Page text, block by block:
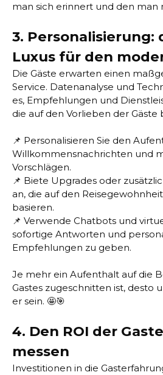
man sich erinnert und den man
3. Personalisierung:
Luxus für den
Die Gäste erwarten einen
Service. Datenanalyse und
es, Empfehlungen und
die auf den Vorlieben der Gäste
📌 Personalisieren Sie den
Willkommensnachrichten und
Vorschlägen.
📌 Biete Upgrades oder
an, die auf den
basieren.
📌 Verwende Chatbots und
sofortige Antworten und
Empfehlungen zu geben.
Je mehr ein Aufenthalt auf die
Gastes zugeschnitten ist, desto
er sein. 🤩🎯
4. Den ROI der
messen
Investitionen in die